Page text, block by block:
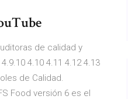
de calidad y
4.10 4.11 4.12 4.13
de Calidad.
Food versión 6 es el